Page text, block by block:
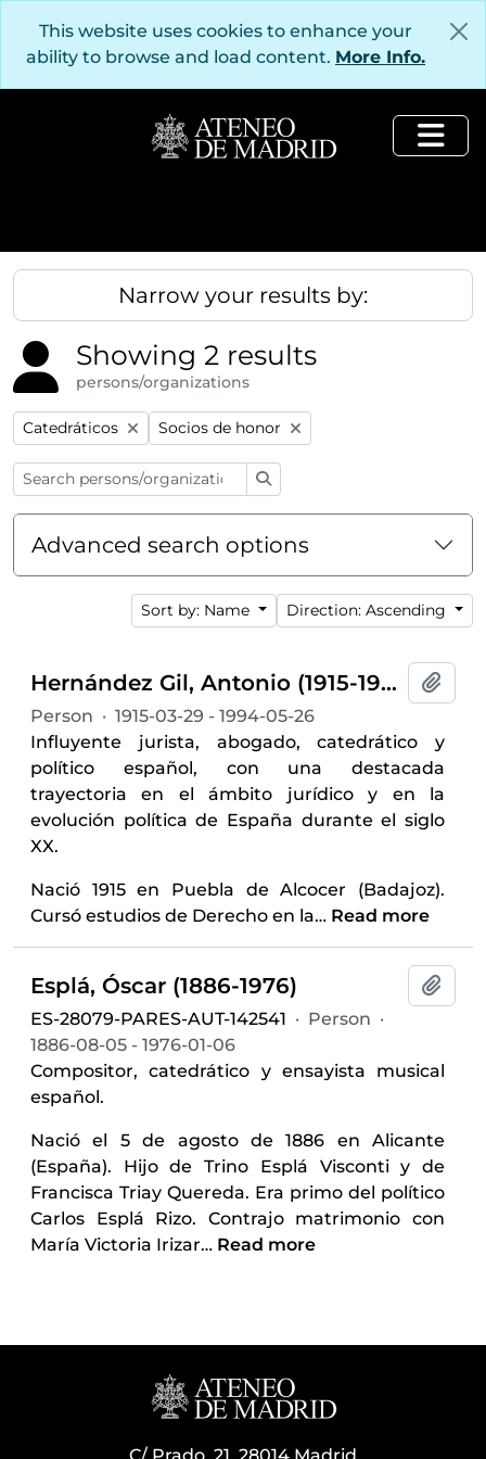
This website uses cookies to enhance your
ability to browse and load content. More Info.
Narrow your results by:
Showing 2 results
persons/organizations
Remove filter:
Catedráticos Remove filter:
Socios de honor
Advanced search options
Sort by: Name Direction: Ascending
Hernández Gil, Antonio (1915-1994)
Person · 1915-03-29 - 1994-05-26
Influyente jurista, abogado, catedrático y
político español, con una destacada
trayectoria en el ámbito jurídico y en la
evolución política de España durante el siglo
XX.
Nació 1915 en Puebla de Alcocer (Badajoz).
Cursó estudios de Derecho en la… Read more
Esplá, Óscar (1886-1976)
ES-28079-PARES-AUT-142541 · Person ·
1886-08-05 - 1976-01-06
Compositor, catedrático y ensayista musical
español.
Nació el 5 de agosto de 1886 en Alicante
(España). Hijo de Trino Esplá Visconti y de
Francisca Triay Quereda. Era primo del político
Carlos Esplá Rizo. Contrajo matrimonio con
María Victoria Irizar… Read more